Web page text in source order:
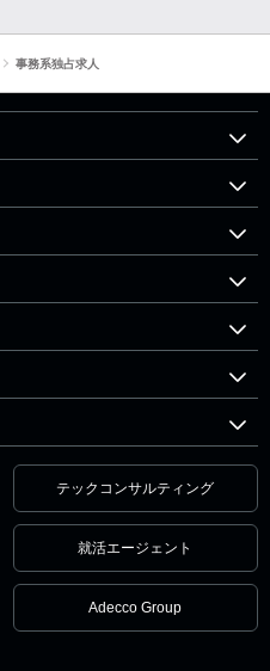
事務系独占求人
テックコンサルティング
就活エージェント
Adecco Group